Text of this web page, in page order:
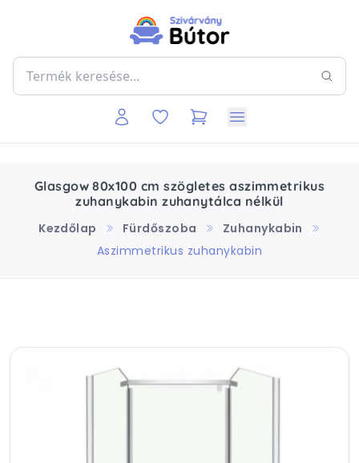
Glasgow 80x100 cm szögletes aszimmetrikus
zuhanykabin zuhanytálca nélkül
Kezdőlap
Fürdőszoba
Zuhanykabin
Aszimmetrikus zuhanykabin